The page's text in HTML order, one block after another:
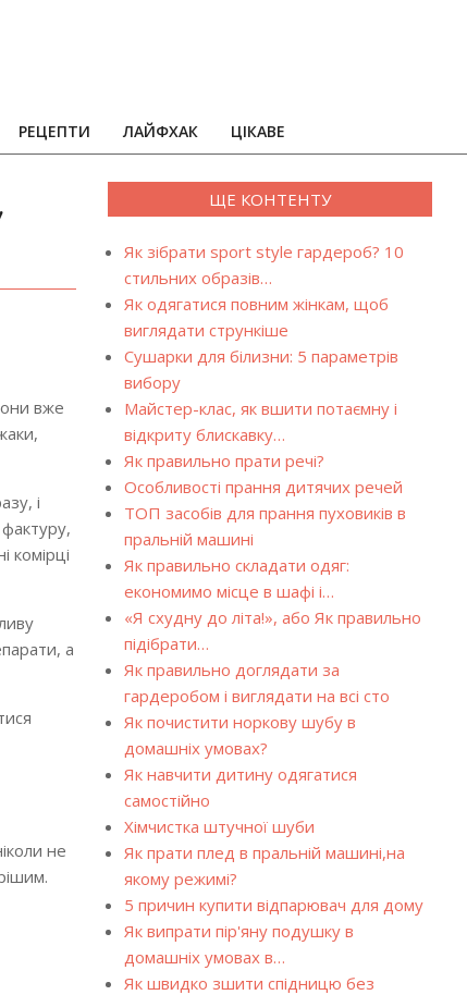
РЕЦЕПТИ ЛАЙФХАК ЦІКАВЕ
вже
і
комірці
а
не
ЩЕ КОНТЕНТУ
Як зібрати sport style гардероб? 10
стильних образів…
Як одягатися повним жінкам, щоб
виглядати стрункіше
Сушарки для білизни: 5 параметрів
вибору
Майстер-клас, як вшити потаємну і
відкриту блискавку…
Як правильно прати речі?
Особливості прання дитячих речей
ТОП засобів для прання пуховиків в
пральній машині
Як правильно складати одяг:
економимо місце в шафі і…
«Я схудну до літа!», або Як правильно
підібрати…
Як правильно доглядати за
гардеробом і виглядати на всі сто
Як почистити норкову шубу в
домашніх умовах?
Як навчити дитину одягатися
самостійно
Хімчистка штучної шуби
Як прати плед в пральній машині,на
якому режимі?
5 причин купити відпарювач для дому
Як випрати пір'яну подушку в
домашніх умовах в…
Як швидко зшити спідницю без